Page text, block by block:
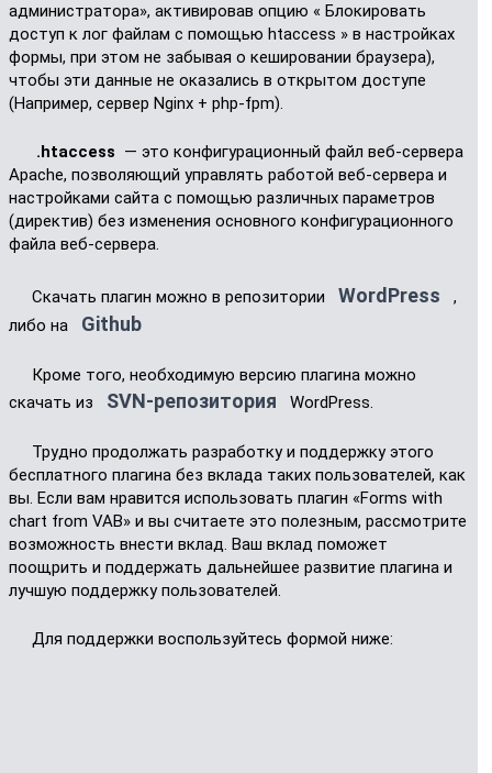
администратора», активировав опцию « Блокировать
доступ к лог файлам с помощью htaccess » в настройках
формы, при этом не забывая о кешировании браузера),
чтобы эти данные не оказались в открытом доступе
(Например, сервер Nginx + php-fpm).
.htaccess — это конфигурационный файл веб-сервера
Apache, позволяющий управлять работой веб-сервера и
настройками сайта с помощью различных параметров
(директив) без изменения основного конфигурационного
файла веб-сервера.
Скачать плагин можно в репозитории WordPress
,
либо на
Github
Кроме того, необходимую версию плагина можно
скачать из
SVN-репозитория WordPress.
Трудно продолжать разработку и поддержку этого
бесплатного плагина без вклада таких пользователей, как
вы. Если вам нравится использовать плагин «Forms with
chart from VAB» и вы считаете это полезным, рассмотрите
возможность внести вклад. Ваш вклад поможет
поощрить и поддержать дальнейшее развитие плагина и
лучшую поддержку пользователей.
Для поддержки воспользуйтесь формой ниже: